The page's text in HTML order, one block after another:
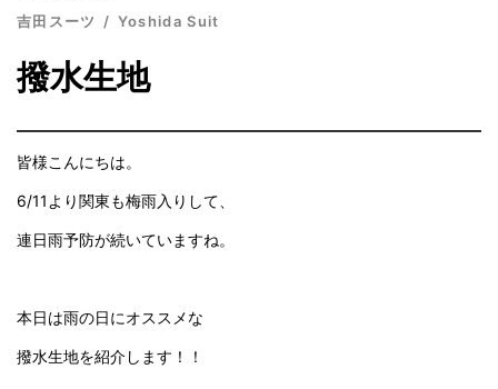
吉田スーツ Yoshida Suit
撥水生地
皆様こんにちは。
6/11より関東も梅雨入りして、
連日雨予防が続いていますね。
本日は雨の日にオススメな
撥水生地を紹介します！！